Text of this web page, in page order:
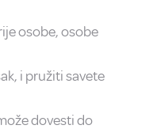
osobe, osobe
i pružiti savete
dovesti do